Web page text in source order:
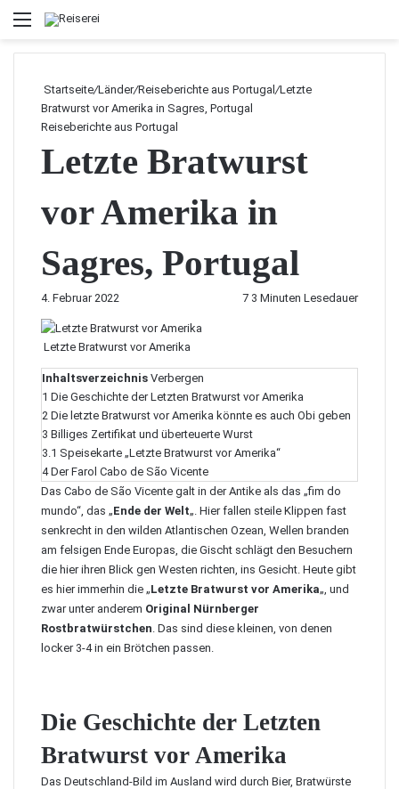
Menü
Startseite/Länder/Reiseberichte aus Portugal /Letzte
Bratwurst vor Amerika in Sagres, Portugal
Reiseberichte aus Portugal
Letzte Bratwurst
vor Amerika in
Sagres, Portugal
4. Februar 2022 7 3 Minuten Lesedauer
Letzte Bratwurst vor Amerika
Inhaltsverzeichnis Verbergen
1 Die Geschichte der Letzten Bratwurst vor Amerika
2 Die letzte Bratwurst vor Amerika könnte es auch Obi geben
3 Billiges Zertifikat und überteuerte Wurst
3.1 Speisekarte „Letzte Bratwurst vor Amerika“
4 Der Farol Cabo de São Vicente
Das Cabo de São Vicente galt in der Antike als das „fim do
mundo“, das „Ende der Welt„. Hier fallen steile Klippen fast
senkrecht in den wilden Atlantischen Ozean, Wellen branden
am felsigen Ende Europas, die Gischt schlägt den Besuchern
die hier ihren Blick gen Westen richten, ins Gesicht. Heute gibt
es hier immerhin die „Letzte Bratwurst vor Amerika„, und
zwar unter anderem Original Nürnberger
Rostbratwürstchen. Das sind diese kleinen, von denen
locker 3-4 in ein Brötchen passen.
Die Geschichte der Letzten
Bratwurst vor Amerika
Das Deutschland-Bild im Ausland wird durch Bier, Bratwürste